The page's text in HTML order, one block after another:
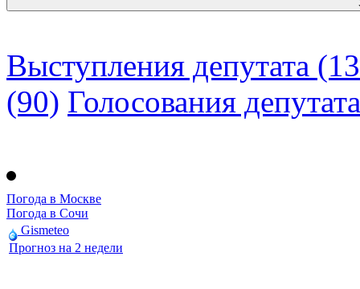
Выступления депутата
(90) Голосования депутата
Погода в Москве
Погода в Сочи
Gismeteo
Прогноз на 2 недели